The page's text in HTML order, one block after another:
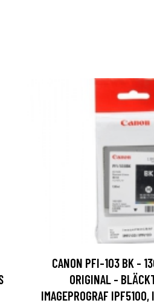
CANON PFI-103 BK -
ORIGINAL -
IMAGEPROGRAF